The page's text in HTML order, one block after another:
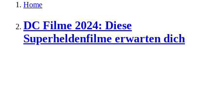
Home
DC Filme 2024: Diese
Superheldenfilme erwarten dich